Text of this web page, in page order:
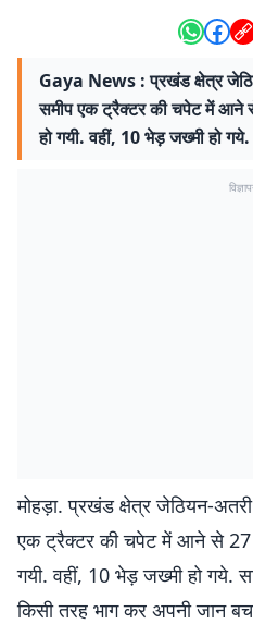
Gaya News : प्रखंड क्षेत्र
समीप एक ट्रैक्टर की चपेट में आने
हो गयी. वहीं, 10 भेड़ जख्मी हो गये.
मोहड़ा. प्रखंड क्षेत्र जेठियन-
एक ट्रैक्टर की चपेट में आने से 27
गयी. वहीं, 10 भेड़ जख्मी हो गये.
किसी तरह भाग कर अपनी जान